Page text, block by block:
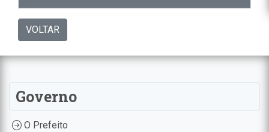
VOLTAR
Governo
O Prefeito